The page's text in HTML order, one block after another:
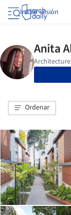
Iniciar sesión
Ordenar